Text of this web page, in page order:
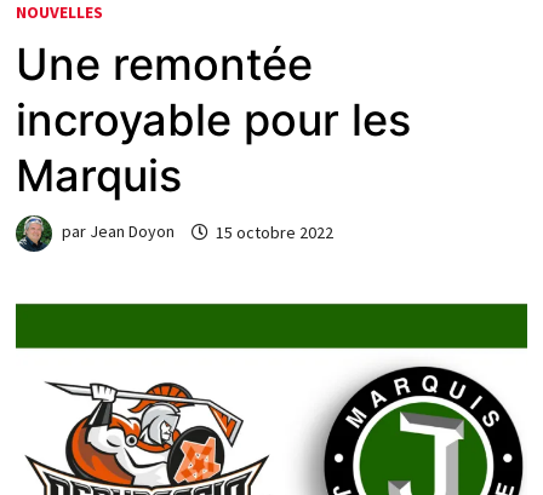
NOUVELLES
Une remontée
incroyable pour les
Marquis
par Jean Doyon 15 octobre 2022